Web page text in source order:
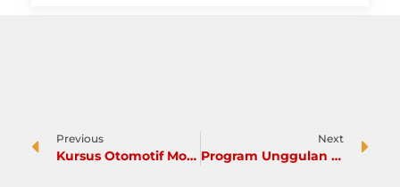
Previous
Kursus Otomotif Mobil Jogja Sudah Dibuka,Bayarnya Bisa Diangsur!
Next
Program Unggulan 1 Tahun Kursus Otomotif Cocok Untuk Pemula!